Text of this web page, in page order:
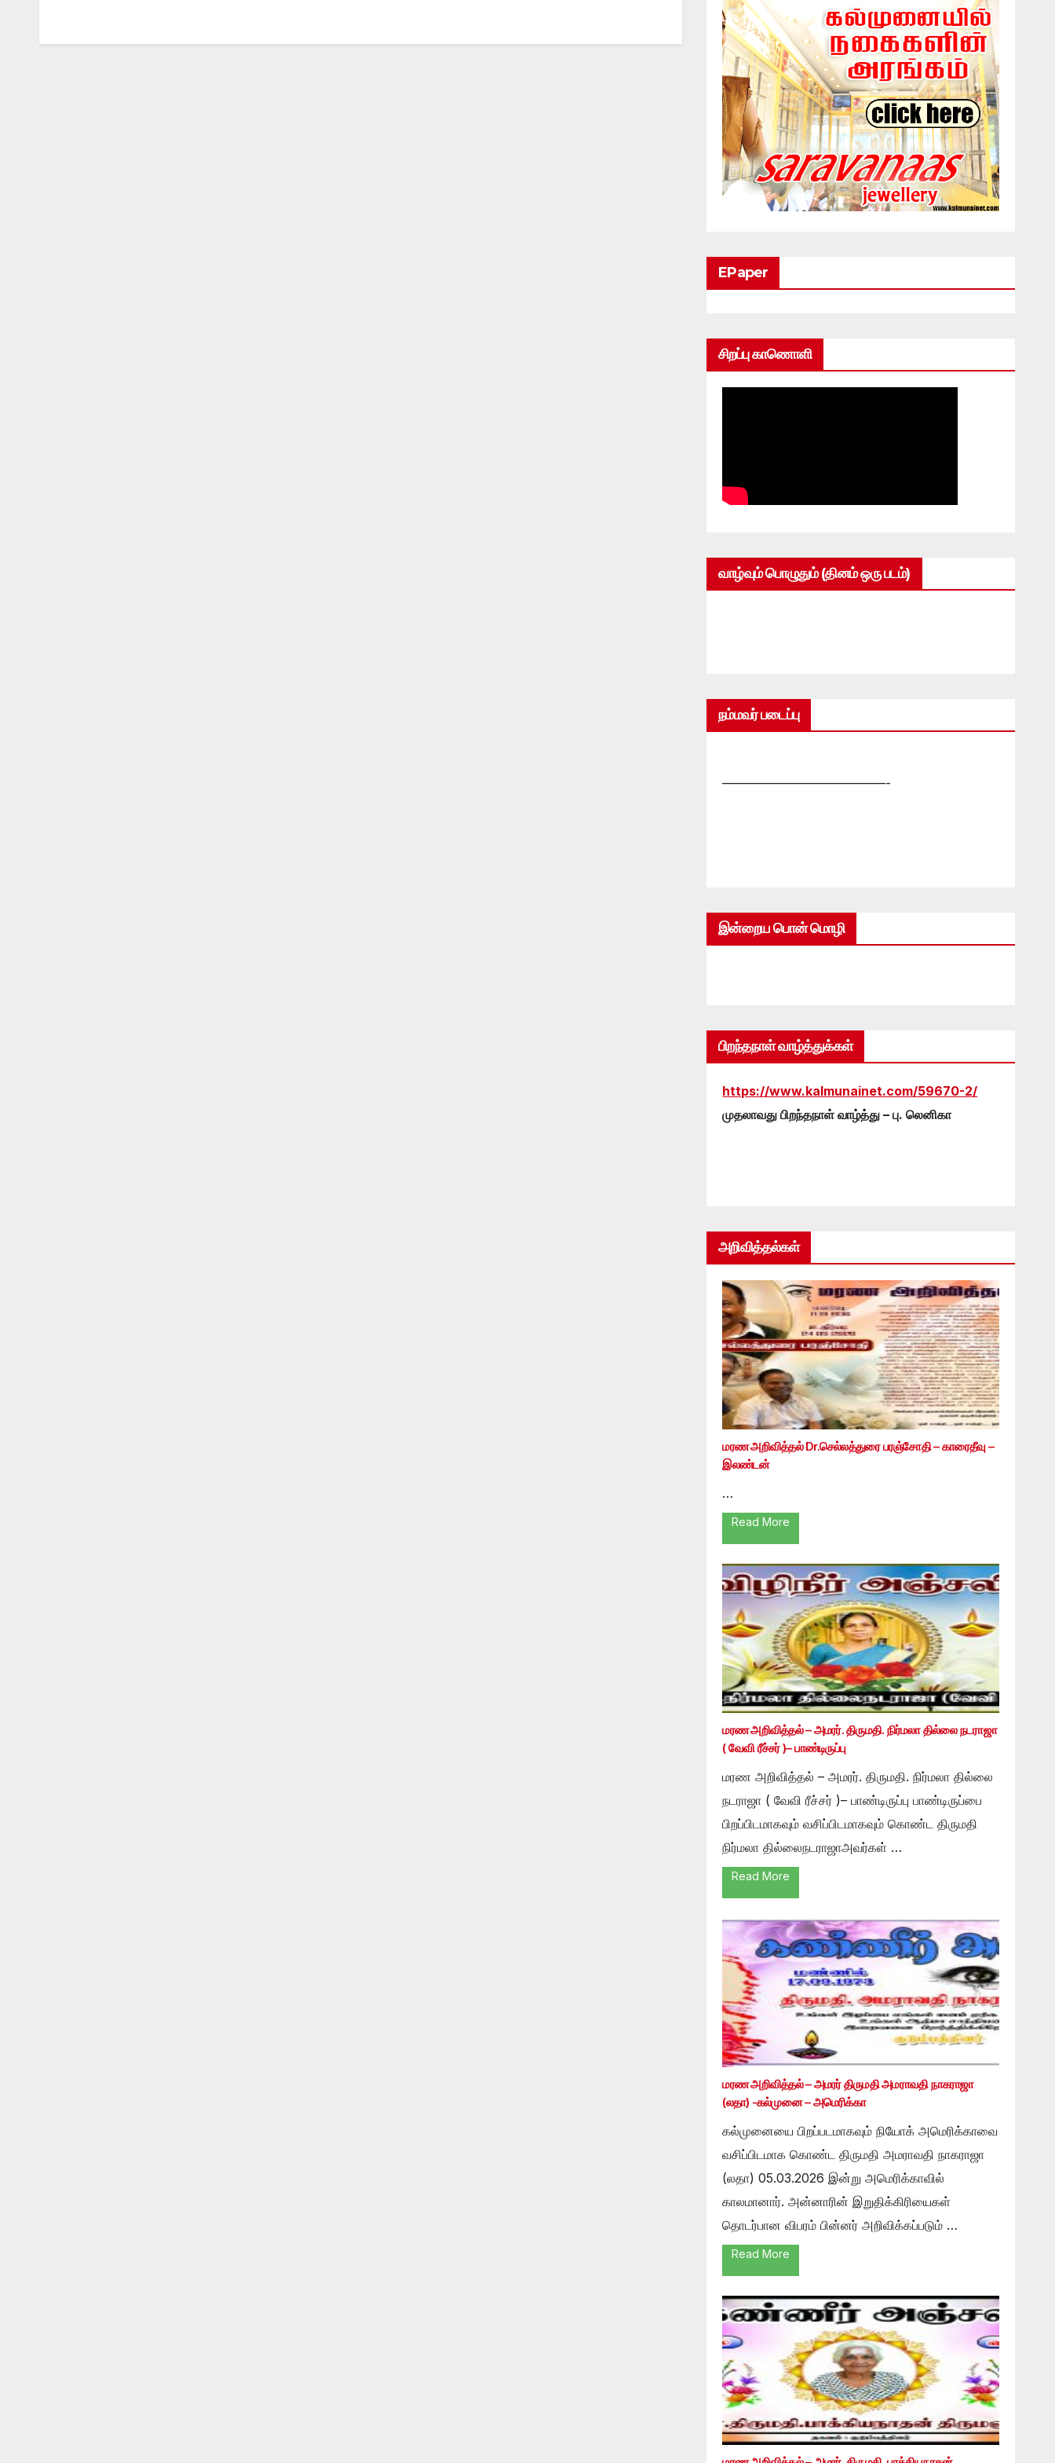
EPaper
சிறப்பு காணொளி
வாழ்வும் பொழுதும் (தினம் ஒரு படம்)
நம்மவர் படைப்பு
—————————————-
இன்றைய பொன் மொழி
பிறந்தநாள் வாழ்த்துக்கள்
https://www.kalmunainet.com/59670-2/
முதலாவது பிறந்தநாள் வாழ்த்து – பு. லெனிகா
அறிவித்தல்கள்
மரண அறிவித்தல் Dr.செல்லத்துரை பரஞ்சோதி – காரைதீவு –
இலண்டன்
…
Read More
மரண அறிவித்தல் – அமரர். திருமதி. நிர்மலா தில்லை நடராஜா
( வேவி ரீச்சர் )– பாண்டிருப்பு
மரண அறிவித்தல் – அமரர். திருமதி. நிர்மலா தில்லை
நடராஜா ( வேவி ரீச்சர் )– பாண்டிருப்பு பாண்டிருப்பை
பிறப்பிடமாகவும் வசிப்பிடமாகவும் கொண்ட திருமதி
நிர்மலா தில்லைநடராஜாஅவர்கள் …
Read More
மரண அறிவித்தல் – அமரர் திருமதி அமராவதி நாகராஜா
(லதா) -கல்முனை – அமெரிக்கா
கல்முனையை பிறப்படமாகவும் நியோக் அமெரிக்காவை
வசிப்பிடமாக கொண்ட திருமதி அமராவதி நாகராஜா
(லதா) 05.03.2026 இன்று அமெரிக்காவில்
காலமானார். அன்னாரின் இறுதிக்கிரியைகள்
தொடர்பான விபரம் பின்னர் அறிவிக்கப்படும் …
Read More